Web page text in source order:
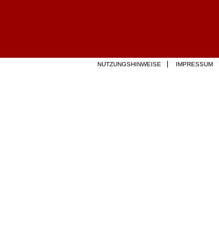
NUTZUNGSHINWEISE
IMPRESSUM